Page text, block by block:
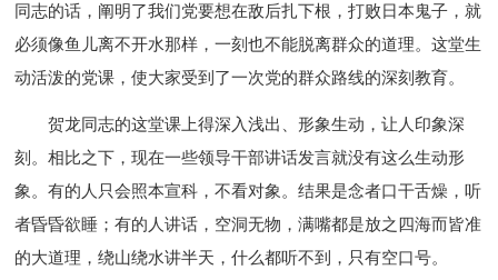
同志的话，阐明了我们党要想在敌后扎下根，打败日本鬼子，就
必须像鱼儿离不开水那样，一刻也不能脱离群众的道理。这堂生
动活泼的党课，使大家受到了一次党的群众路线的深刻教育。
贺龙同志的这堂课上得深入浅出、形象生动，让人印象深
刻。相比之下，现在一些领导干部讲话发言就没有这么生动形
象。有的人只会照本宣科，不看对象。结果是念者口干舌燥，听
者昏昏欲睡；有的人讲话，空洞无物，满嘴都是放之四海而皆准
的大道理，绕山绕水讲半天，什么都听不到，只有空口号。